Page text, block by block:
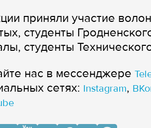
приняли участие
студенты
студенты
нас в мессенджере
сетях: Instagram,